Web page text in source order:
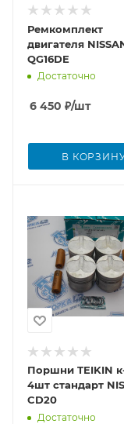
Ремкомплект
двигателя
QG16DE
Достаточно
6 450 ₽/шт
В
Поршни TEIKIN
4шт стандарт
CD20
Достаточно